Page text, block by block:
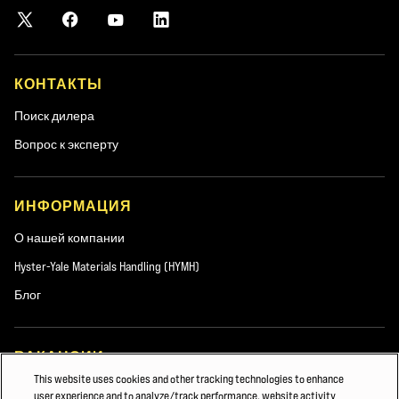
КОНТАКТЫ
Поиск дилера
Вопрос к эксперту
ИНФОРМАЦИЯ
О нашей компании
Hyster-Yale Materials Handling (HYMH)
Блог
ВАКАНСИИ
This website uses cookies and other tracking technologies to enhance
user experience and to analyze/track performance, website activity